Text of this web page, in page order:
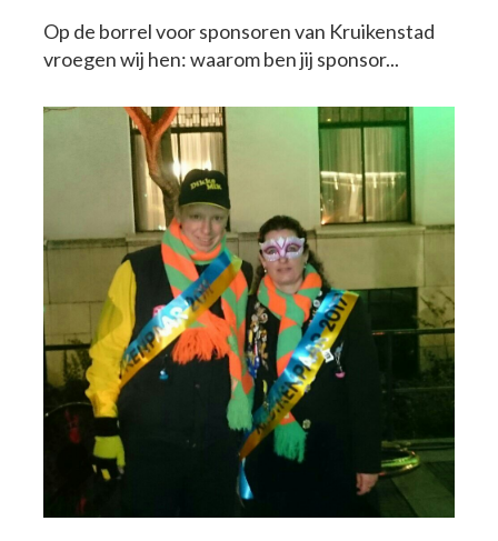
Op de borrel voor sponsoren van Kruikenstad
vroegen wij hen: waarom ben jij sponsor...